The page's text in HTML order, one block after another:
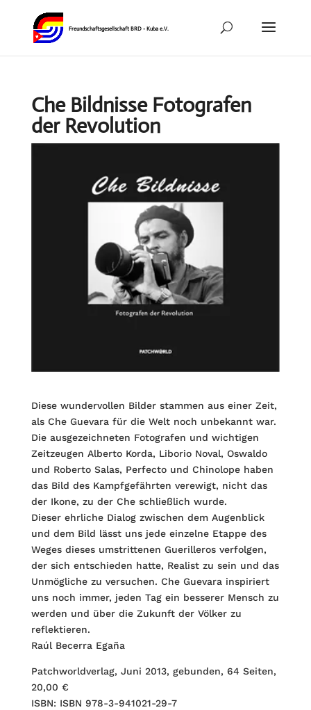
Che Bildnisse Fotografen
der Revolution
Diese wundervollen Bilder stammen aus einer Zeit,
als Che Guevara für die Welt noch unbekannt war.
Die ausgezeichneten Fotografen und wichtigen
Zeitzeugen Alberto Korda, Liborio Noval, Oswaldo
und Roberto Salas, Perfecto und Chinolope haben
das Bild des Kampfgefährten verewigt, nicht das
der Ikone, zu der Che schließlich wurde.
Dieser ehrliche Dialog zwischen dem Augenblick
und dem Bild lässt uns jede einzelne Etappe des
Weges dieses umstrittenen Guerilleros verfolgen,
der sich entschieden hatte, Realist zu sein und das
Unmögliche zu versuchen. Che Guevara inspiriert
uns noch immer, jeden Tag ein besserer Mensch zu
werden und über die Zukunft der Völker zu
reflektieren.
Raúl Becerra Egaña
Patchworldverlag, Juni 2013, gebunden, 64 Seiten,
20,00 €
ISBN: ISBN 978-3-941021-29-7